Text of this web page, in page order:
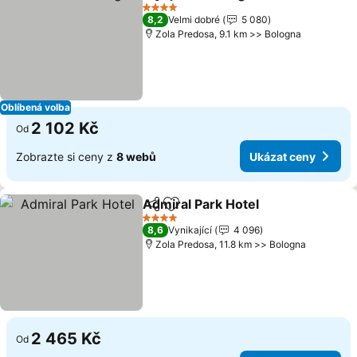
Oblíbená volba
4 Počet hvězdiček
8,2 Velmi dobré
5 080
Zola Predosa, 9.1 km >> Bologna
Od 2 102 Kč
Zobrazte si ceny z 8 webů Ukázat ceny
SdíletPřidat na seznam oblíbených
Admiral Park Hotel
4 Počet hvězdiček
8,6 Vynikající
4 096
Zola Predosa, 11.8 km >> Bologna
Od 2 465 Kč